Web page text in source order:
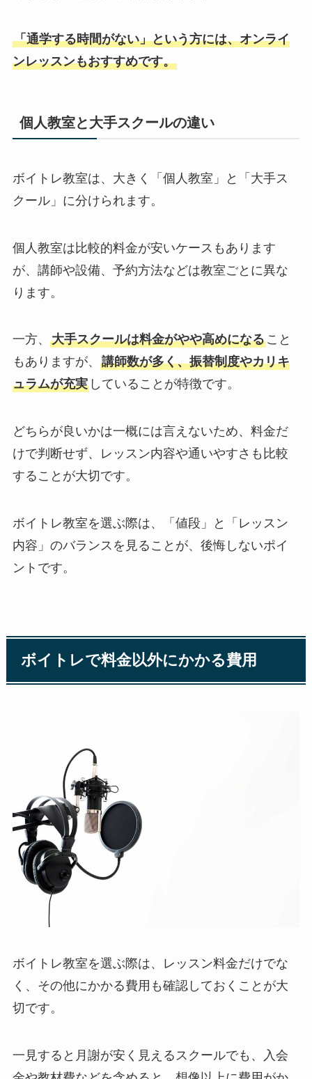
「通学する時間がない」という方には、オンライ
ンレッスンもおすすめです。
個人教室と大手スクールの違い
ボイトレ教室は、大きく「個人教室」と「大手ス
クール」に分けられます。
個人教室は比較的料金が安いケースもあります
が、講師や設備、予約方法などは教室ごとに異な
ります。
一方、 大手スクールは料金がやや高めになること
もありますが、 講師数が多く、振替制度やカリキ
ュラムが充実していることが特徴です。
どちらが良いかは一概には言えないため、料金だ
けで判断せず、レッスン内容や通いやすさも比較
することが大切です。
ボイトレ教室を選ぶ際は、「値段」と「レッスン
内容」のバランスを見ることが、後悔しないポイ
ントです。
ボイトレで料金以外にかかる費用
ボイトレ教室を選ぶ際は、レッスン料金だけでな
く、その他にかかる費用も確認しておくことが大
切です。
一見すると月謝が安く見えるスクールでも、入会